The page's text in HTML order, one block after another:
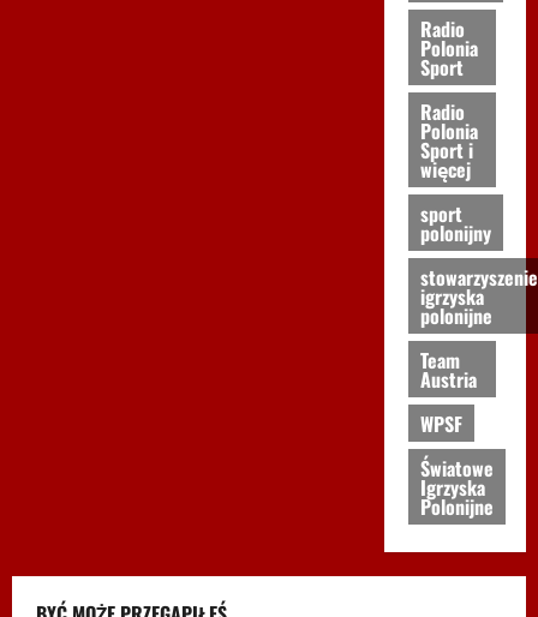
Radio
Polonia
Sport
Radio
Polonia
Sport i
więcej
sport
polonijny
stowarzyszenie
igrzyska
polonijne
Team
Austria
WPSF
Światowe
Igrzyska
Polonijne